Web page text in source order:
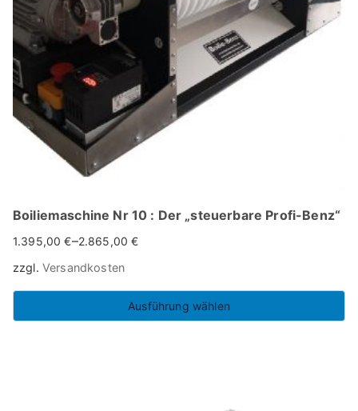
können
auf
der
Produktseite
gewählt
werden
Boiliemaschine Nr 10 : Der „steuerbare Profi-Benz“
1.395,00€–2.865,00€
zzgl. Versandkosten
Ausführung wählen